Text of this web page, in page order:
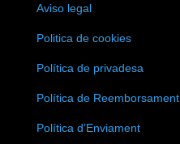
Aviso legal
Politica de cookies
Política de privadesa
Política de Reemborsament
Política d’Enviament